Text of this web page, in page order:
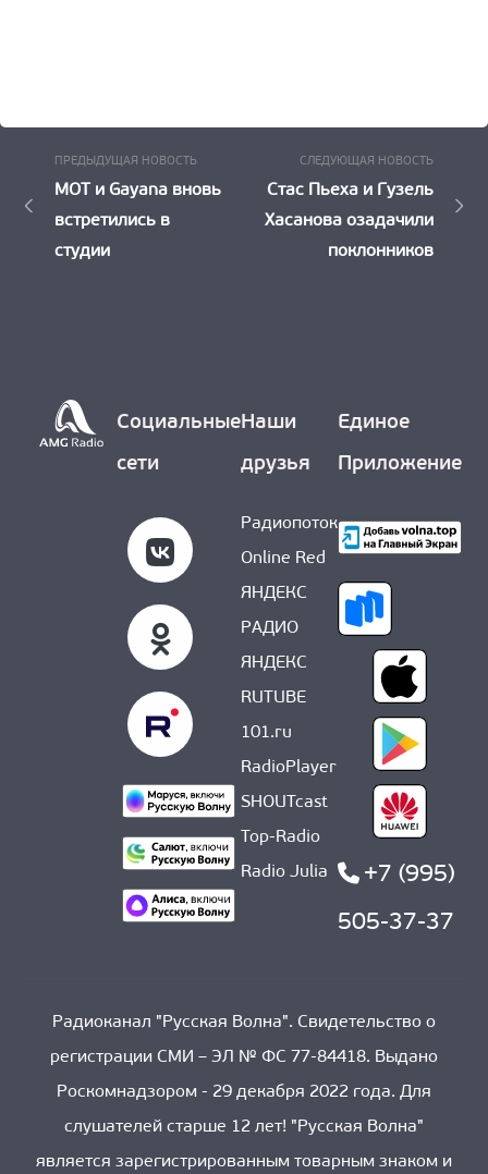
Навигация
по
записям
ПРЕДЫДУЩАЯ НОВОСТЬПредыдущая
Новость:
МОТ и Gayana вновь
встретились в
студии
СЛЕДУЮЩАЯ НОВОСТЬ
Стас Пьеха и Гузель
Хасанова озадачили
поклонников
Социальные
сети
Наши
друзья
Радиопоток
Online Red
ЯНДЕКС
РАДИО
ЯНДЕКС
RUTUBE
101.ru
RadioPlayer
SHOUTcast
Top-Radio
Radio Julia
Единое
Приложение
+7 (995)
505-37-37
Радиоканал "Русская Волна". Свидетельство о
регистрации СМИ – ЭЛ № ФС 77-84418. Выдано
Роскомнадзором - 29 декабря 2022 года. Для
слушателей старше 12 лет! "Русская Волна"
является зарегистрированным товарным знаком и